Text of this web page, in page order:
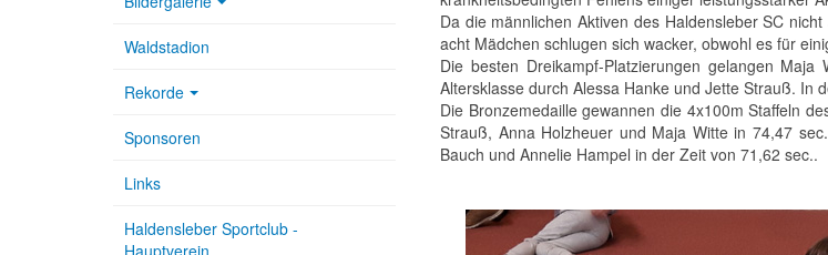
Da die männlichen Aktiven des Haldensleber SC
acht Mädchen schlugen sich wacker, obwohl es für
Die besten Dreikampf-Platzierungen gelangen
Altersklasse durch Alessa Hanke und Jette Strauß. In
Die Bronzemedaille gewannen die 4x100m Staffeln
Strauß, Anna Holzheuer und Maja Witte in 74,47
Bauch und Annelie Hampel in der Zeit von 71,62 sec..
Waldstadion
Rekorde
Sponsoren
Links
Haldensleber Sportclub -
Hauptverein